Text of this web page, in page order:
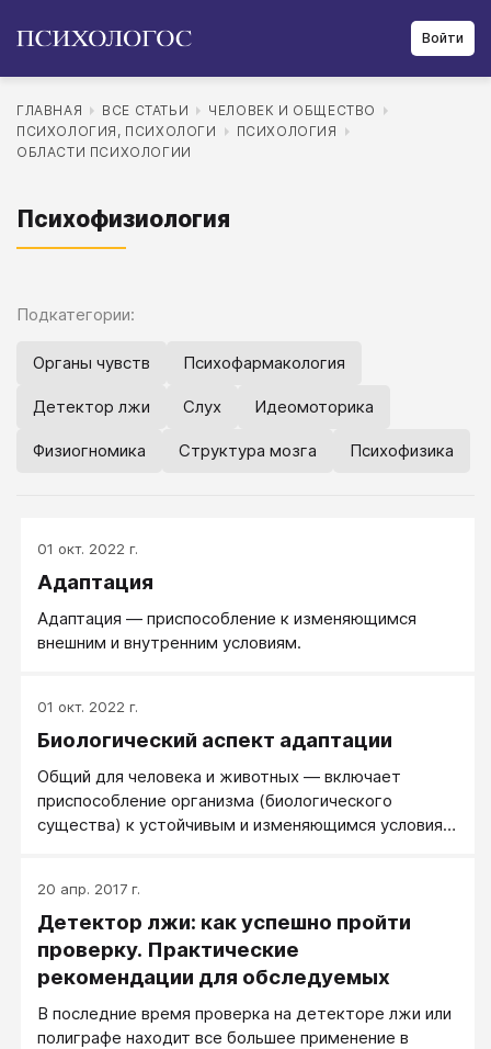
Войти
ГЛАВНАЯ ВСЕ СТАТЬИ
ЧЕЛОВЕК И ОБЩЕСТВО
ПСИХОЛОГИЯ, ПСИХОЛОГИ
ПСИХОЛОГИЯ
ОБЛАСТИ ПСИХОЛОГИИ
Психофизиология
Подкатегории:
Органы чувств Психофармакология
Детектор лжи Слух Идеомоторика
Физиогномика Структура мозга Психофизика
01 окт. 2022 г.
Адаптация
Адаптация — приспособление к изменяющимся
внешним и внутренним условиям.
01 окт. 2022 г.
Биологический аспект адаптации
Общий для человека и животных — включает
приспособление организма (биологического
существа) к устойчивым и изменяющимся условиям
20 апр. 2017 г.
Детектор лжи: как успешно пройти
проверку. Практические
рекомендации для обследуемых
В последние время проверка на детекторе лжи или
полиграфе находит все большее применение в